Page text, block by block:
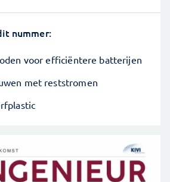
nummer:
voor efficiëntere batterijen
met reststromen